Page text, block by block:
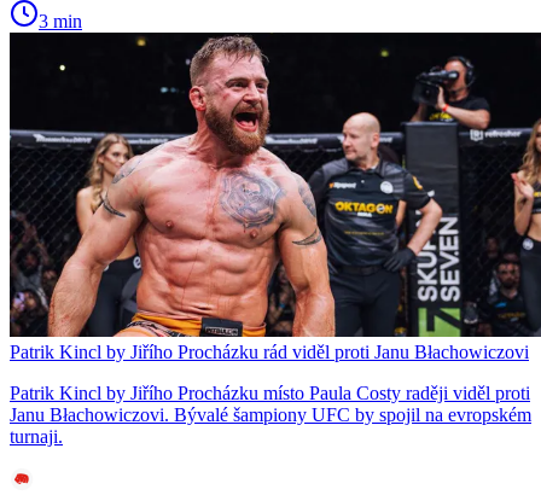
3 min
Patrik Kincl by Jiřího Procházku rád viděl proti Janu Błachowiczovi
Patrik Kincl by Jiřího Procházku místo Paula Costy raději viděl proti
Janu Błachowiczovi. Bývalé šampiony UFC by spojil na evropském
turnaji.